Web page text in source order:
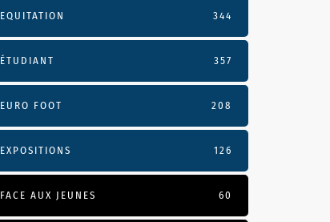
EQUITATION 344
ÉTUDIANT 357
EURO FOOT 208
EXPOSITIONS 126
FACE AUX JEUNES 60